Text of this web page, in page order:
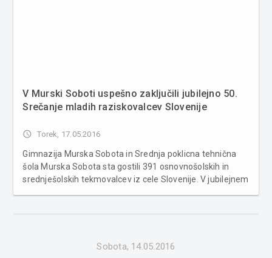
V Murski Soboti uspešno zaključili jubilejno 50.
Srečanje mladih raziskovalcev Slovenije
access_time Torek, 17.05.2016
Gimnazija Murska Sobota in Srednja poklicna tehnična
šola Murska Sobota sta gostili 391 osnovnošolskih in
srednješolskih tekmovalcev iz cele Slovenije. V jubilejnem
Sobota, 14.05.2016